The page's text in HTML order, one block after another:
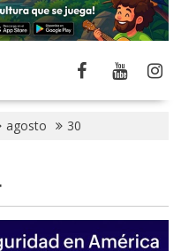
agosto 30